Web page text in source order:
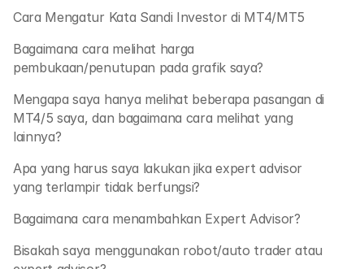
Cara Mengatur Kata Sandi Investor di MT4/MT5
Bagaimana cara melihat harga
pembukaan/penutupan pada grafik saya?
Mengapa saya hanya melihat beberapa pasangan di
MT4/5 saya, dan bagaimana cara melihat yang
lainnya?
Apa yang harus saya lakukan jika expert advisor
yang terlampir tidak berfungsi?
Bagaimana cara menambahkan Expert Advisor?
Bisakah saya menggunakan robot/auto trader atau